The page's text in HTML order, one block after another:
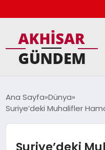
DÜNYA
EKONOMI
Ana Sayfa Dünya
Suriye’deki Muhalifler
Suriye’deki